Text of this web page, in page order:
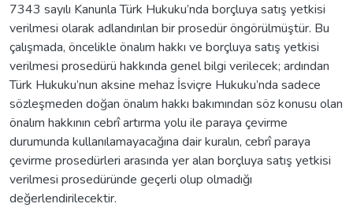
7343 sayılı Kanunla Türk Hukuku’nda borçluya satış yetkisi
verilmesi olarak adlandırılan bir prosedür öngörülmüştür. Bu
çalışmada, öncelikle önalım hakkı ve borçluya satış yetkisi
verilmesi prosedürü hakkında genel bilgi verilecek; ardından
Türk Hukuku’nun aksine mehaz İsviçre Hukuku’nda sadece
sözleşmeden doğan önalım hakkı bakımından söz konusu olan
önalım hakkının cebrî artırma yolu ile paraya çevirme
durumunda kullanılamayacağına dair kuralın, cebrî paraya
çevirme prosedürleri arasında yer alan borçluya satış yetkisi
verilmesi prosedüründe geçerli olup olmadığı
değerlendirilecektir.